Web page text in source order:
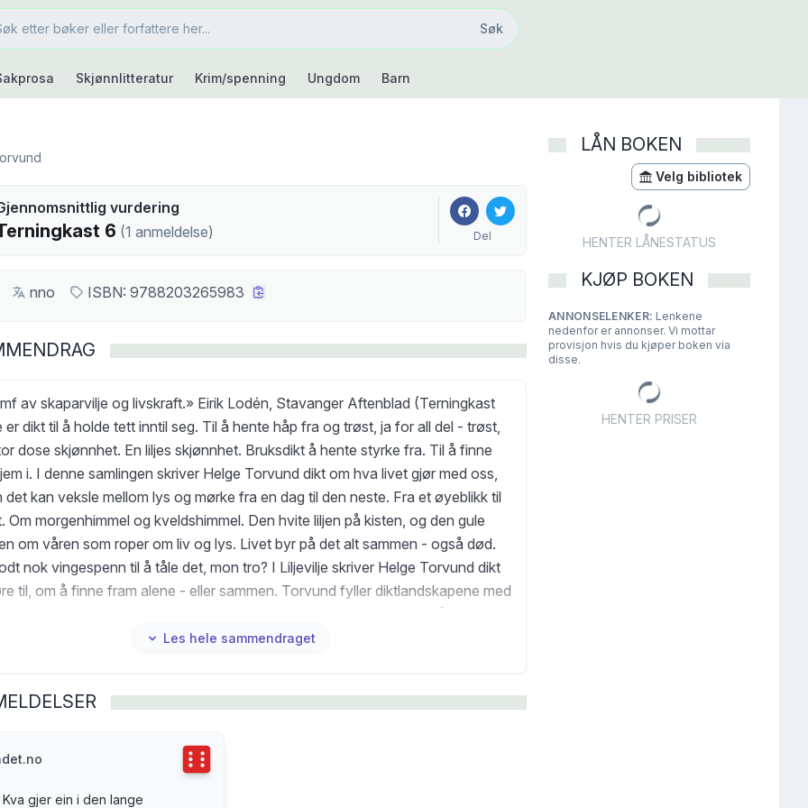
Søk
Søk
Skjønnlitteratur Krim/spenning Ungdom Barn
6 vurdering
6 (1 anmeldelse) Del
nno ISBN: 9788203265983
av skaparvilje og livskraft.» Eirik Lodén, Stavanger Aftenblad (Terningkast
er dikt til å holde tett inntil seg. Til å hente håp fra og trøst, ja for all del - trøst,
dose skjønnhet. En liljes skjønnhet. Bruksdikt å hente styrke fra. Til å finne
i. I denne samlingen skriver Helge Torvund dikt om hva livet gjør med oss,
det kan veksle mellom lys og mørke fra en dag til den neste. Fra et øyeblikk til
Om morgenhimmel og kveldshimmel. Den hvite liljen på kisten, og den gule
om våren som roper om liv og lys. Livet byr på det alt sammen - også død.
nok vingespenn til å tåle det, mon tro? I Liljevilje skriver Helge Torvund dikt
til, om å finne fram alene - eller sammen. Torvund fyller diktlandskapene med
våre. Gjør oss rustet. Finner frem til håpet. Eg vil at dette diktet skal vera ein
kjenna seg verna og tekne vare på «Torvunds dikt inkorporerer uroa og
og siktar seg inn med ytste presisjon. (...) Helge Torvund syner fram andre
poesien sin i denne boka, både tematisk og i forma. Det forunderlege er at
til alle og til den eine gjennom å lade språkaugeblikka med biletkraft og energi,
Les hele sammendraget
Terningkast
Kva gjer ein i den lange
LÅN BOKEN
Velg bibliotek
HENTER LÅNESTATUS
KJØP BOKEN
ANNONSELENKER: Lenkene
nedenfor er annonser. Vi mottar
provisjon hvis du kjøper boken via
disse.
HENTER PRISER